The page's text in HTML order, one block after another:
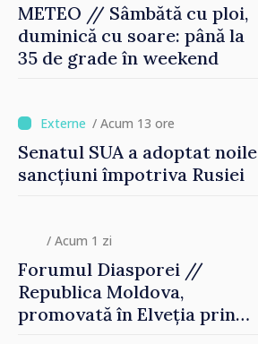
METEO // Sâmbătă cu ploi,
duminică cu soare: până la
35 de grade în weekend
/ Acum 13 ore
Senatul SUA a adoptat noile
sancțiuni împotriva Rusiei
/ Acum 1 zi
Forumul Diasporei //
Republica Moldova,
promovată în Elveția prin